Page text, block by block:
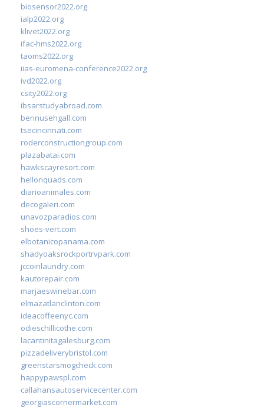
biosensor2022.org
ialp2022.org
klivet2022.org
ifac-hms2022.org
taoms2022.org
iias-euromena-conference2022.org
ivd2022.org
csity2022.org
ibsarstudyabroad.com
bennusehgall.com
tsecincinnati.com
roderconstructiongroup.com
plazabatai.com
hawkscayresort.com
hellonquads.com
diarioanimales.com
decogaleri.com
unavozparadios.com
shoes-vert.com
elbotanicopanama.com
shadyoaksrockportrvpark.com
jccoinlaundry.com
kautorepair.com
marjaeswinebar.com
elmazatlanclinton.com
ideacoffeenyc.com
odieschillicothe.com
lacantinitagalesburg.com
pizzadeliverybristol.com
greenstarsmogcheck.com
happypawspl.com
callahansautoservicecenter.com
georgiascornermarket.com